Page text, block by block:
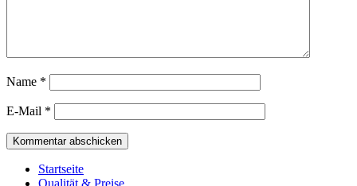
Name *
E-Mail *
Startseite